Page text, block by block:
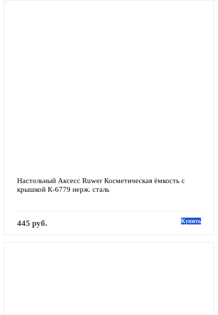
Настольный Аксесс Ruwer Косметическая ёмкость с
крышкой К-6779 нерж. сталь
445 руб. Купить